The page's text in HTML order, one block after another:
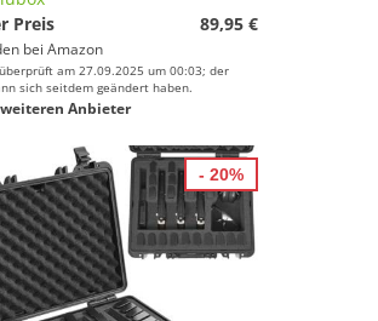
Preis
89,95 €
bei Amazon
am 27.09.2025 um 00:03; der
sich seitdem geändert haben.
Anbieter
- 20%